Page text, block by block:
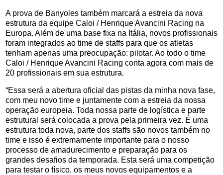
A prova de Banyoles também marcará a estreia da nova
estrutura da equipe Caloi / Henrique Avancini Racing na
Europa. Além de uma base fixa na Itália, novos profissionais
foram integrados ao time de staffs para que os atletas
tenham apenas uma preocupação: pilotar. Ao todo o time
Caloi / Henrique Avancini Racing conta agora com mais de
20 profissionais em sua estrutura.
“Essa será a abertura oficial das pistas da minha nova fase,
com meu novo time e juntamente com a estreia da nossa
operação europeia. Toda nossa parte de logística e parte
estrutural será colocada a prova pela primeira vez. É uma
estrutura toda nova, parte dos staffs são novos também no
time e isso é extremamente importante para o nosso
processo de amadurecimento e preparação para os
grandes desafios da temporada. Esta será uma competição
para testar o físico, os meus novos equipamentos e a